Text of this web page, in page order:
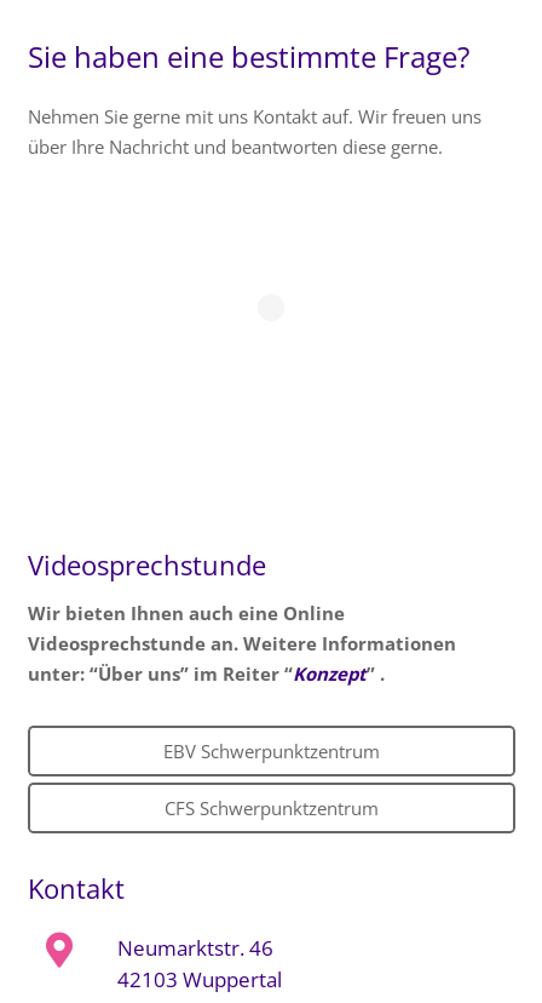
Sie haben eine bestimmte Frage?
Nehmen Sie gerne mit uns Kontakt auf. Wir freuen uns
über Ihre Nachricht und beantworten diese gerne.
Videosprechstunde
Wir bieten Ihnen auch eine Online
Videosprechstunde an. Weitere Informationen
unter: “Über uns” im Reiter “Konzept” .
EBV Schwerpunktzentrum
CFS Schwerpunktzentrum
Kontakt
Neumarktstr. 46
42103 Wuppertal